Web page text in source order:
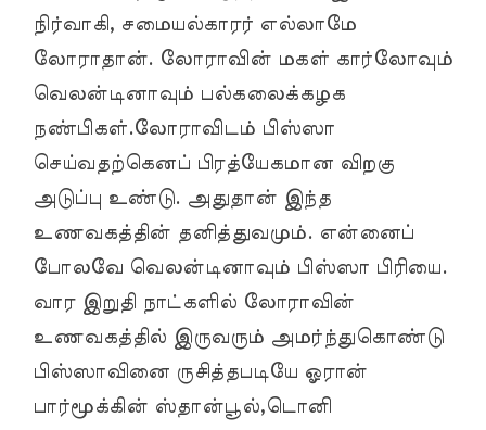
நிர்வாகி, சமையல்காரர் எல்லாமே
லோராதான். லோராவின் மகள் கார்லோவும்
வெலன்டினாவும் பல்கலைக்கழக
நண்பிகள்.லோராவிடம் பிஸ்ஸா
செய்வதற்கெனப் பிரத்யேகமான விறகு
அடுப்பு உண்டு. அதுதான் இந்த
உணவகத்தின் தனித்துவமும். என்னைப்
போலவே வெலன்டினாவும் பிஸ்ஸா பிரியை.
வார இறுதி நாட்களில் லோராவின்
உணவகத்தில் இருவரும் அமர்ந்துகொண்டு
பிஸ்ஸாவினை ருசித்தபடியே ஓரான்
பார்மூக்கின் ஸ்தான்பூல்,டொனி